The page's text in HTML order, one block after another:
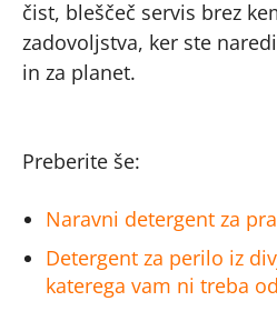
čist, bleščeč servis brez
zadovoljstva, ker ste
in za planet.
Preberite še:
Naravni detergent za
Detergent za perilo iz
katerega vam ni treba